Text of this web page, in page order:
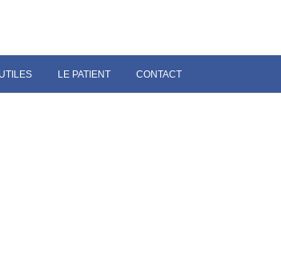
LE PATIENT CONTACT